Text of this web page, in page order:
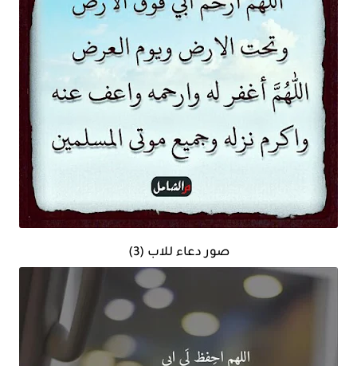
صور دعاء للاب (3)